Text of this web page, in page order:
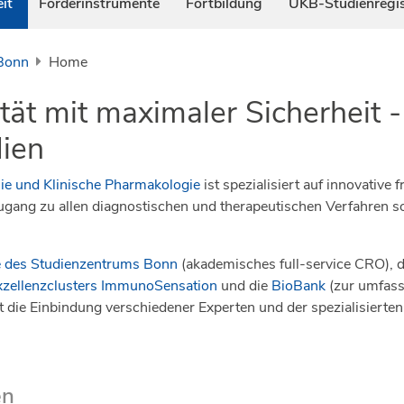
Home
mit maximaler Sicherheit
und Klinische Pharmakologie ist spezialisiert auf innovative
zu allen diagnostischen und therapeutischen Verfahren
Studienzentrums Bonn (akademisches full-service CRO),
ImmunoSensation und die BioBank (zur
Einbindung verschiedener Experten und der